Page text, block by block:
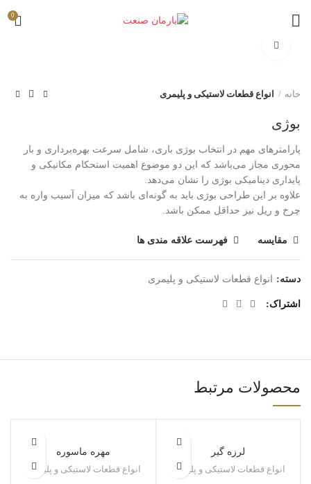
0
خانه انواع قطعات لاستیکی و پلیمری
بوژی
پارامتر‌های مهم در انتخاب بوژی باری، شامل سرعت بهره‌برداری و بار
محوری مجاز می‌باشد که این دو موضوع اهمیت استحکام مکانیکی و
پایداری دینامیکی بوژی را نشان می‌دهد.
علاوه بر این طراحی بوژی باید به گونه‌ای باشد که میزان آسیب واره به
چرخ و ریل نیز حداقل ممکن باشد.
مقایسه فهرست علاقه مندی ها
دسته: انواع قطعات لاستیکی و پلیمری
اشتراک
محصولات مرتبط
لرزه گیر
انواع قطعات لاستیکی و پلیمری
مهره ماسوره
انواع قطعات لاستیکی و پلیمری